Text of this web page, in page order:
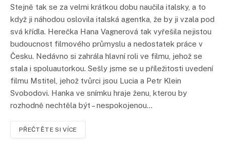
Stejně tak se za velmi krátkou dobu naučila italsky, a to
když ji náhodou oslovila italská agentka, že by ji vzala pod
svá křídla. Herečka Hana Vagnerová tak vyřešila nejistou
budoucnost filmového průmyslu a nedostatek práce v
Česku. Nedávno si zahrála hlavní roli ve filmu, jehož se
stala i spoluautorkou. Sešly jsme se u příležitosti uvedení
filmu Mstitel, jehož tvůrci jsou Lucia a Petr Klein
Svobodovi. Hanka ve snímku hraje ženu, kterou by
rozhodně nechtěla být – nespokojenou…
PŘEČTĚTE SI VÍCE